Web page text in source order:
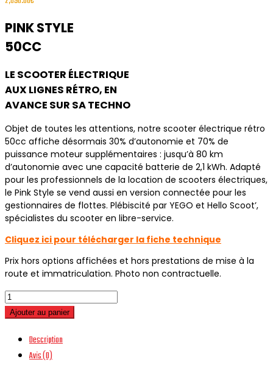
PINK STYLE
50CC
LE SCOOTER ÉLECTRIQUE
AUX LIGNES RÉTRO, EN
AVANCE SUR SA TECHNO
Objet de toutes les attentions, notre scooter électrique rétro
50cc affiche désormais 30% d’autonomie et 70% de
puissance moteur supplémentaires : jusqu’à 80 km
d’autonomie avec une capacité batterie de 2,1 kWh. Adapté
pour les professionnels de la location de scooters électriques,
le Pink Style se vend aussi en version connectée pour les
gestionnaires de flottes. Plébiscité par YEGO et Hello Scoot’,
spécialistes du scooter en libre-service.
Cliquez ici pour télécharger la fiche technique
Prix hors options affichées et hors prestations de mise à la
route et immatriculation. Photo non contractuelle.
quantité
de
Style
Ajouter au panier
Description
Avis (0)